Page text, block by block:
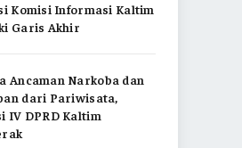
Komisi Informasi Kaltim
Garis Akhir
Ancaman Narkoba dan
dari Pariwisata,
IV DPRD Kaltim